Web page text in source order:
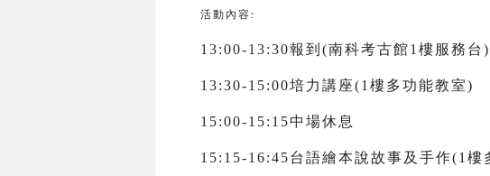
活動內容:
13:00-13:30報到(南科考古館1樓服務台)
13:30-15:00培力講座(1樓多功能教室)
15:00-15:15中場休息
15:15-16:45台語繪本說故事及手作(1樓